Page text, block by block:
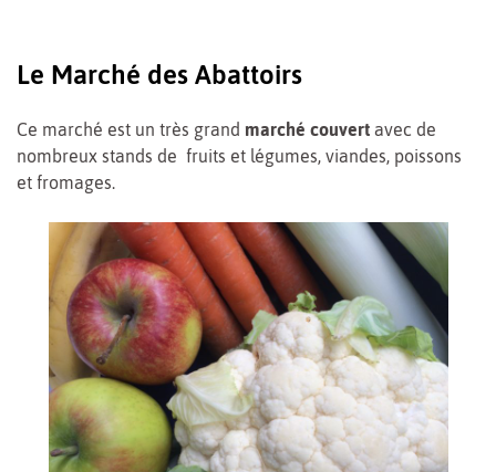
Le Marché des Abattoirs
Ce marché est un très grand marché couvert avec de
nombreux stands de fruits et légumes, viandes, poissons
et fromages.